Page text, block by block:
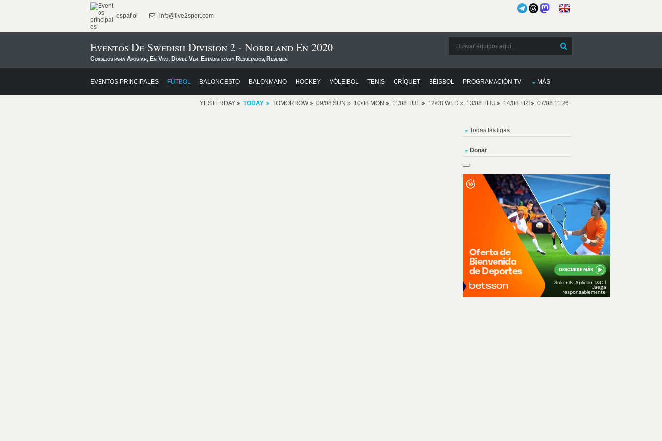
español info@live2sport.com
Eventos De Swedish Division 2 - Norrland En 2020
Consejos para Apostar, En Vivo, Dónde Ver, Estadísticas y Resultados, Resumen
EVENTOS PRINCIPALES FÚTBOL BALONCESTO BALONMANO HOCKEY VÓLEIBOL TENIS CRÍQUET BÉISBOL PROGRAMACIÓN TV MÁS
YESTERDAY TODAY TOMORROW 09/08 SUN 10/08 MON 11/08 TUE 12/08 WED 13/08 THU 14/08 FRI 07/08 11:26
Todas las ligas
Donar